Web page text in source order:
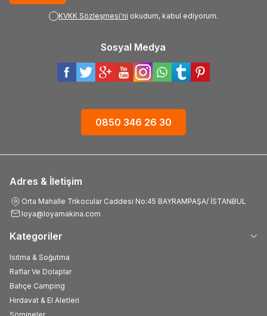
KVKK Sözleşmesi'ni okudum, kabul ediyorum.
Sosyal Medya
0850 346 26 30
Adres & İletişim
Orta Mahalle Trikocular Caddesi No:45 BAYRAMPAŞA/ İSTANBUL
loya@loyamakina.com
Kategoriler
Isıtma & Soğutma
Raflar Ve Dolaplar
Bahçe Camping
Hırdavat & El Aletleri